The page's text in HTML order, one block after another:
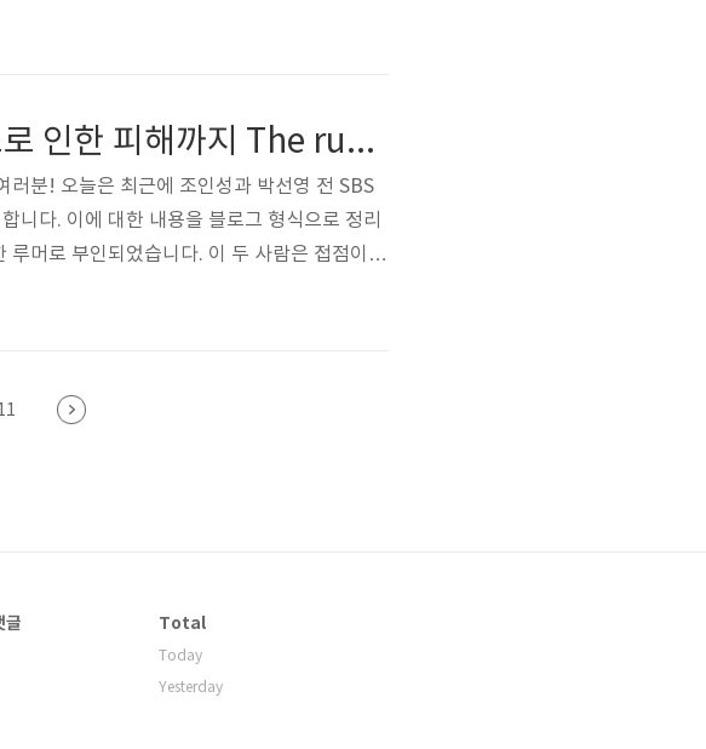
은 사법농단 사건 재판에서 실체도 불분명한
조인성과 박선영의 결혼설은 루머! 가짜뉴스로 인한 피해까지 The rumor about Cho In-sung and Park Sun-young's marriage is a rumor! Even the damage caused by fake news
러분! 오늘은 최근에 조인성과 박선영 전 SBS
니다. 이에 대한 내용을 블로그 형식으로 정리
머로 부인되었습니다. 이 두 사람은 접점이
프리랜서로 활동하고 있습니다. 그런데 강풀
글 Total
Today
Yesterday